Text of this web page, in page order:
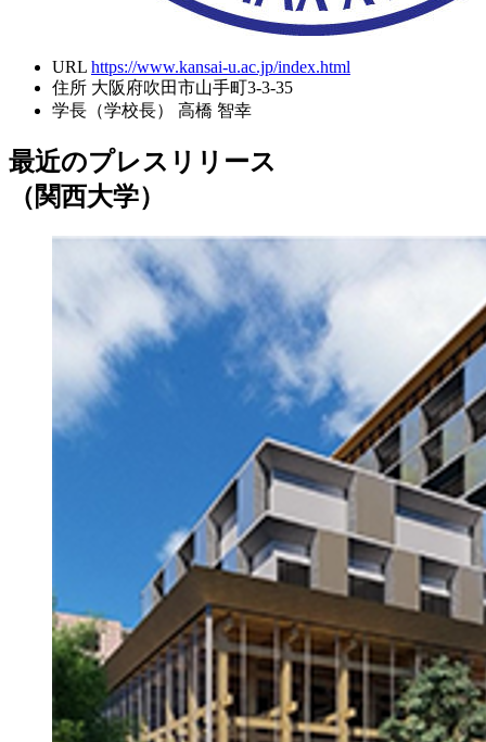
URL https://www.kansai-u.ac.jp/index.html
住所 大阪府吹田市山手町3-3-35
学長（学校長）
高橋 智幸
最近のプレスリリース
（関西大学）